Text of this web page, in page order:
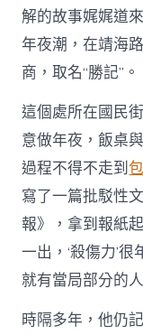
解的故事娓娓道
年夜潮，在靖海
商，取名“勝記”。
這個處所在國民
意做年夜，飯桌
過程不得不走到
寫了一篇批駁性
報》，拿到報紙
一出，‘殺傷力’
就有當局部分的
時隔多年，他仍